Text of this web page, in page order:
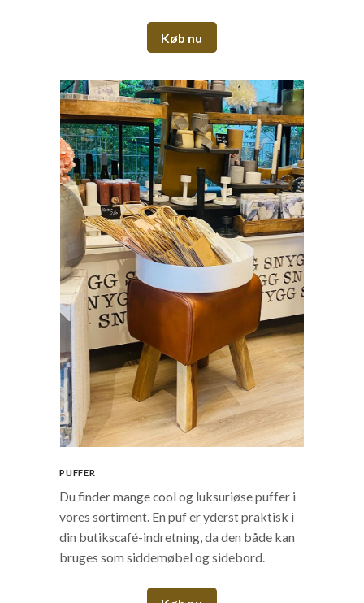
Køb nu
PUFFER
Du finder mange cool og luksuriøse puffer i
vores sortiment. En puf er yderst praktisk i
din butikscafé-indretning, da den både kan
bruges som siddemøbel og sidebord.